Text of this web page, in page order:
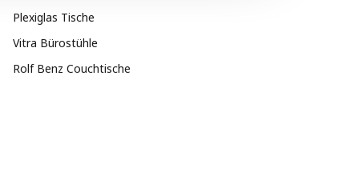
Plexiglas Tische
Vitra Bürostühle
Rolf Benz Couchtische